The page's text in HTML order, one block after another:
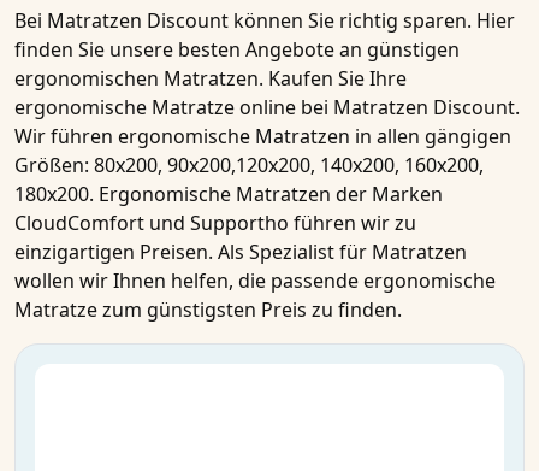
Bei Matratzen Discount können Sie richtig sparen. Hier
finden Sie unsere besten Angebotean günstigen
ergonomischen Matratzen. Kaufen Sie Ihre
ergonomische Matratzeonline bei Matratzen Discount.
Wir führen ergonomische Matratzen in allen gängigen
Größen: 80x200, 90x200,120x200, 140x200, 160x200,
180x200. Ergonomische Matratzen der Marken
CloudComfort und Supportho führen wir zu
einzigartigen Preisen. Als Spezialist für Matratzen
wollen wir Ihnen helfen, die passendeergonomische
Matratzezum günstigsten Preis zu finden.